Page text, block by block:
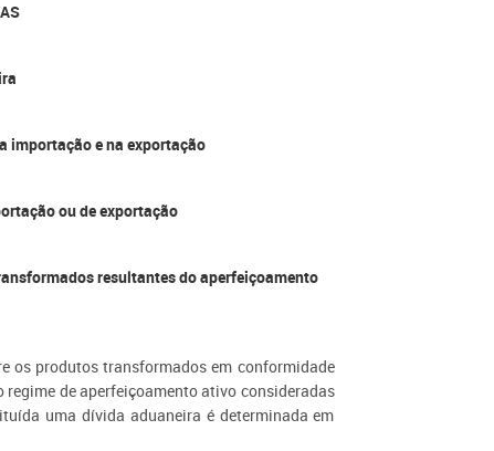
importação e na exportação
ou de exportação
resultantes do aperfeiçoamento
os produtos transformados em conformidade
regime de aperfeiçoamento ativo consideradas
uma dívida aduaneira é determinada em